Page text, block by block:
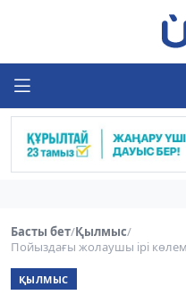
Басты бет/Қылмыс/
Пойыздағы жолаушы ірі
ҚЫЛМЫС